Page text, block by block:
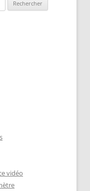
FONCTIONNEMENT D’UN BOUTON
POUSSOIR
vidéo